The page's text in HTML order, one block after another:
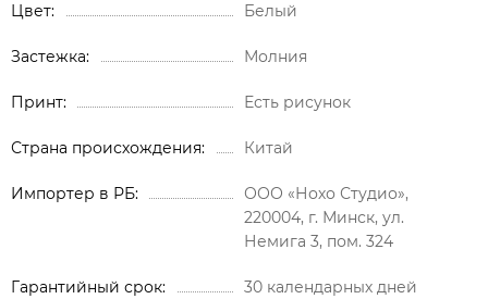
Цвет Белый
Застежка Молния
Принт Есть рисунок
Страна происхождения Китай
Импортер в РБ
ООО «Нохо Студио»,
220004, г. Минск, ул.
Немига 3, пом. 324
Гарантийный срок 30 календарных дней